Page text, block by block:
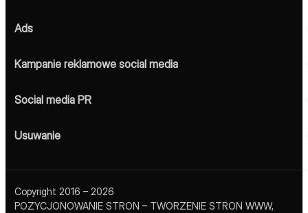
Ads
Kampanie reklamowe social media
Social media PR
Usuwanie
Copyright 2016 – 2026
POZYCJONOWANIE STRON – TWORZENIE STRON WWW,